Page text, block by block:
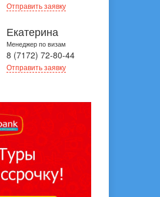
Отправить заявку
Екатерина
Менеджер по визам
8 (7172) 72-80-44
Отправить заявку